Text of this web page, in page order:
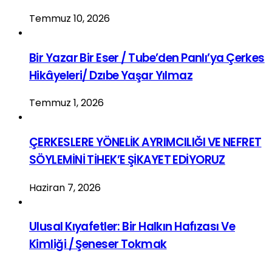
Temmuz 10, 2026
Bir Yazar Bir Eser / Tube’den Panlı’ya Çerkes
Hikâyeleri/ Dzıbe Yaşar Yılmaz
Temmuz 1, 2026
ÇERKESLERE YÖNELİK AYRIMCILIĞI VE NEFRET
SÖYLEMİNİ TİHEK’E ŞİKAYET EDİYORUZ
Haziran 7, 2026
Ulusal Kıyafetler: Bir Halkın Hafızası Ve
Kimliği / Şeneser Tokmak